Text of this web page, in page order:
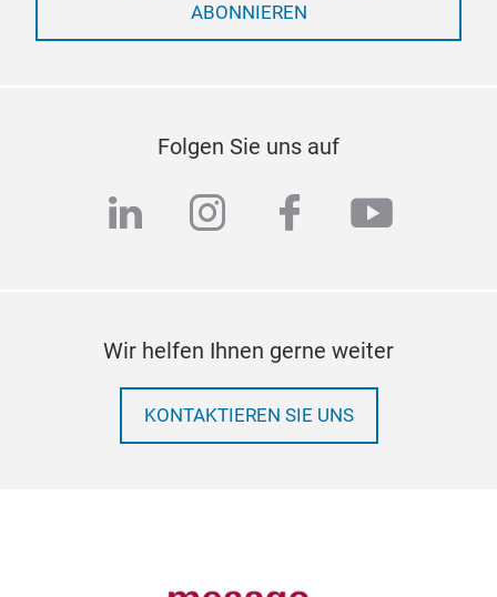
ABONNIEREN
Folgen Sie uns auf
linkedininstagram
facebook
Wir helfen Ihnen gerne weiter
KONTAKTIEREN SIE UNS